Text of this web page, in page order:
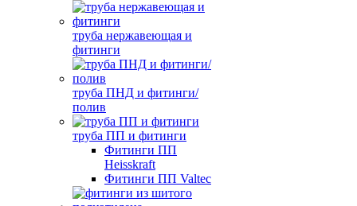
труба нержавеющая и
фитинги
труба ПНД и фитинги/
полив
труба ПП и фитинги
Фитинги ПП
Heisskraft
Фитинги ПП Valtec